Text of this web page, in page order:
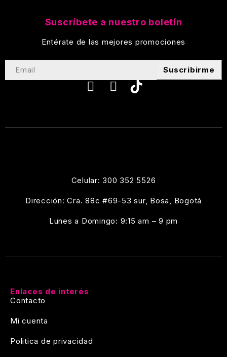
Celular: 300 352 5526
Dirección: Cra. 88c #69-53 sur, Bosa, Bogotá
Lunes a Domingo: 9:15 am – 9 pm
Enlaces de interés
Contacto
Mi cuenta
Politica de privacidad
Suscríbete a nuestro boletín
Entérate de las mejores promociones
Suscribirme